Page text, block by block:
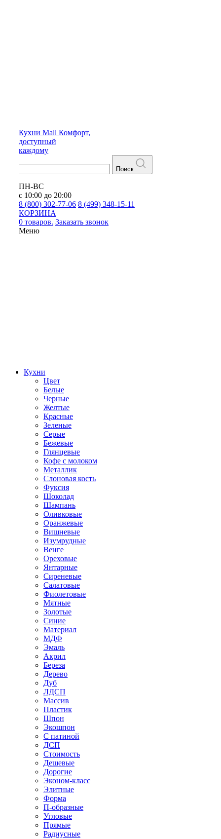
Кухни Mall Комфорт,
доступный
каждому
Поиск
ПН-ВС
с 10:00 до 20:00
8 (800) 302-77-06 8 (499) 348-15-11
КОРЗИНА
0 товаров. Заказать звонок
Меню
Кухни
Цвет
Белые
Черные
Желтые
Красные
Зеленые
Серые
Бежевые
Глянцевые
Кофе с молоком
Металлик
Слоновая кость
Фуксия
Шоколад
Шампань
Оливковые
Оранжевые
Вишневые
Изумрудные
Венге
Ореховые
Янтарные
Сиреневые
Салатовые
Фиолетовые
Мятные
Золотые
Синие
Материал
МДФ
Эмаль
Акрил
Береза
Дерево
Дуб
ЛДСП
Массив
Пластик
Шпон
Экошпон
С патиной
ДСП
Стоимость
Дешевые
Дорогие
Эконом-класс
Элитные
Форма
П-образные
Угловые
Прямые
Радиусные